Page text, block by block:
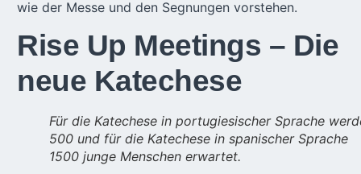
wie der Messe und den Segnungen vorstehen.
Rise Up Meetings – Die
neue Katechese
Für die Katechese in portugiesischer Sprache
500 und für die Katechese in spanischer Sprache
1500 junge Menschen erwartet.